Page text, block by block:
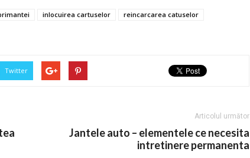
inlocuirea cartuselor
reincarcarea catuselor
Twitter
Articolul următor
Jantele auto – elementele ce necesita
intretinere permanenta